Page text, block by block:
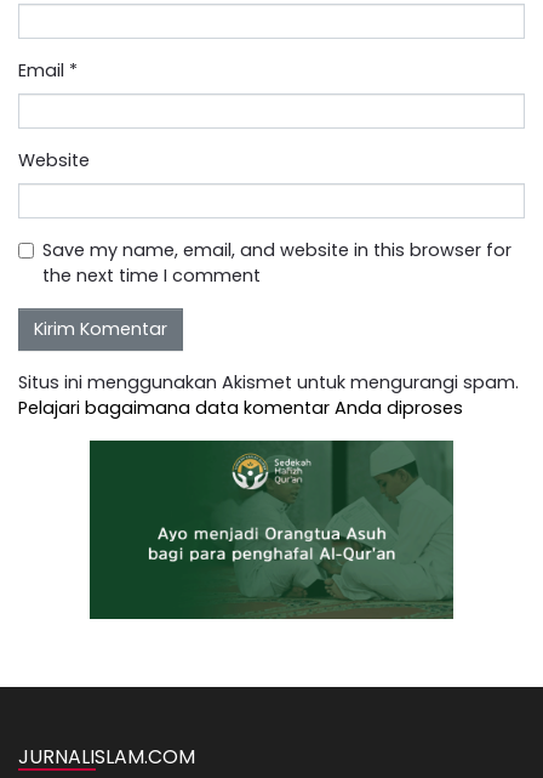
Email *
Website
Save my name, email, and website in this browser for
the next time I comment
Situs ini menggunakan Akismet untuk mengurangi spam.
Pelajari bagaimana data komentar Anda diproses
JURNALISLAM.COM